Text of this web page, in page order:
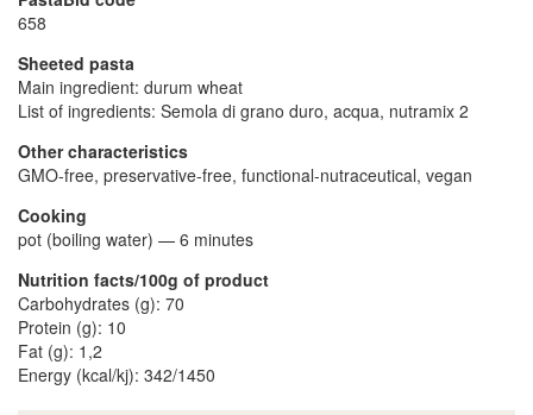
658
Sheeted pasta
Main ingredient: durum wheat
List of ingredients: Semola di grano duro, acqua, nutramix 2
Other characteristics
GMO-free, preservative-free, functional-nutraceutical, vegan
Cooking
pot (boiling water) — 6 minutes
Nutrition facts/100g of product
Carbohydrates (g): 70
Protein (g): 10
Fat (g): 1,2
Energy (kcal/kj): 342/1450